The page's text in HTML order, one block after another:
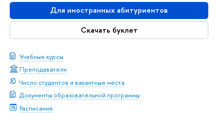
Для иностранных абитуриентов
Скачать буклет
Учебные курсы
Преподаватели
Число студентов и вакантные места
Документы образовательной программы
Расписание